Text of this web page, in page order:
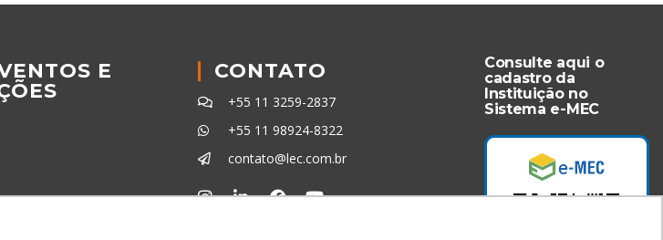
E
CONTATO
+55 11 3259-2837
+55 11 98924-8322
contato@lec.com.br
Consulte aqui o
cadastro da
Instituição no
Sistema e-MEC